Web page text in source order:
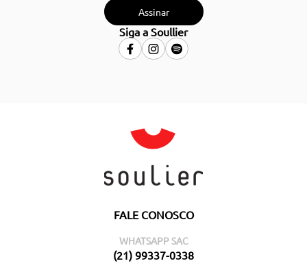
Assinar
Siga a Soullier
FALE CONOSCO
WHATSAPP SAC
(21) 99337-0338